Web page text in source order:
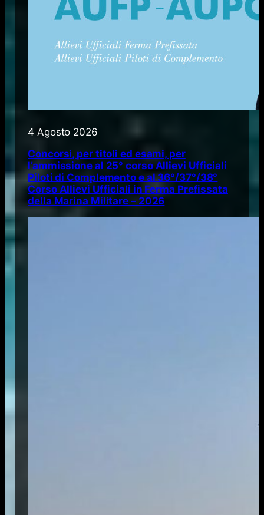
4 Agosto 2026
Concorsi, per titoli ed esami, per
l’ammissione al 25° corso Allievi Ufficiali
Piloti di Complemento e al 36°/37°/38°
Corso Allievi Ufficiali in Ferma Prefissata
della Marina Militare – 2026